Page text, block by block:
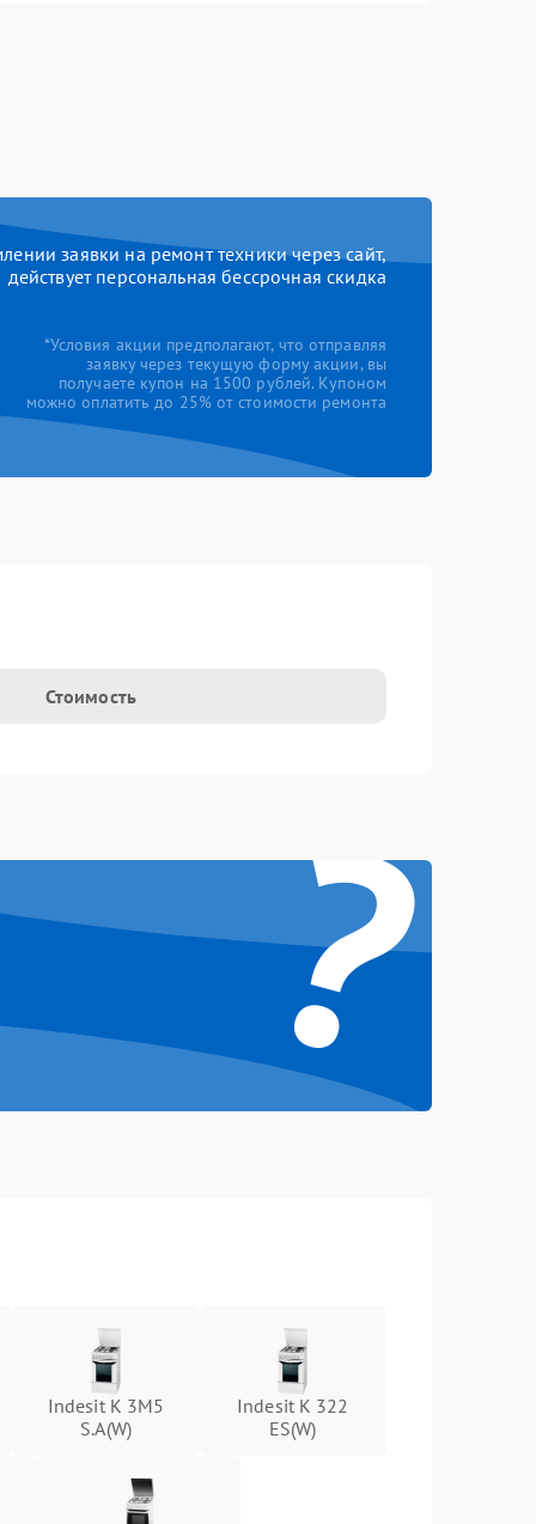
заявки на ремонт техники через сайт,
действует персональная бессрочная скидка
*Условия акции предполагают, что отправляя
заявку через текущую форму акции, вы
получаете купон на 1500 рублей. Купоном
можно оплатить до 25% от стоимости ремонта
Стоимость
?
Indesit K 3M5
S.A(W)
Indesit K 322
ES(W)